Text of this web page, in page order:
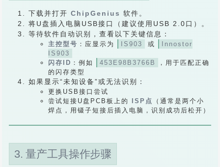
下载并打开 ChipGenius 软件。
将U盘插入电脑USB接口（建议使用USB 2.0口）。
等待软件自动识别，查看以下关键信息：
主控型号 ：应显示为 IS903 或
Innostor
IS903
闪存ID ：例如 453E98B3766B
，用于匹配正确
的闪存类型
如果显示“未知设备”或无法识别：
更换USB接口尝试
尝试短接U盘PCB板上的
ISP点
（通常是两个小
焊点，用镊子短接后插入电脑，识别成功后松开）
3. 量产工具操作步骤